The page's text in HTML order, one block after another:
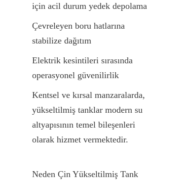
için acil durum yedek depolama
Çevreleyen boru hatlarına
stabilize dağıtım
Elektrik kesintileri sırasında
operasyonel güvenilirlik
Kentsel ve kırsal manzaralarda,
yükseltilmiş tanklar modern su
altyapısının temel bileşenleri
olarak hizmet vermektedir.
Neden Çin Yükseltilmiş Tank